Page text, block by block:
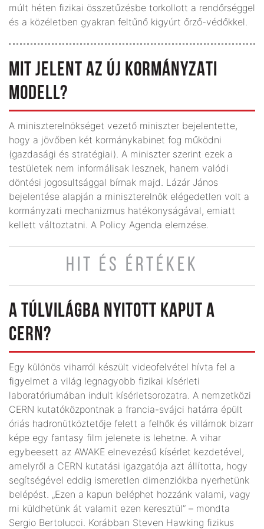
múlt héten fizikai összetűzésbe torkollott a rendőrséggel
és a közéletben gyakran feltűnő kigyúrt őrző-védőkkel.
MIT JELENT AZ ÚJ KORMÁNYZATI
MODELL?
A miniszterelnökséget vezető miniszter bejelentette,
hogy a jövőben két kormánykabinet fog működni
(gazdasági és stratégiai). A miniszter szerint ezek a
testületek nem informálisak lesznek, hanem valódi
döntési jogosultsággal bírnak majd. Lázár János
bejelentése alapján a miniszterelnök elégedetlen volt a
kormányzati mechanizmus hatékonyságával, emiatt
kellett változtatni. A Policy Agenda elemzése.
HIT ÉS ÉRTÉKEK
A TÚLVILÁGBA NYITOTT KAPUT A
CERN?
Egy különös viharról készült videofelvétel hívta fel a
figyelmet a világ legnagyobb fizikai kísérleti
laboratóriumában indult kísérletsorozatra. A nemzetközi
CERN kutatóközpontnak a francia-svájci határra épült
óriás hadronütköztetője felett a felhők és villámok bizarr
képe egy fantasy film jelenete is lehetne. A vihar
egybeesett az AWAKE elnevezésű kísérlet kezdetével,
amelyről a CERN kutatási igazgatója azt állította, hogy
segítségével eddig ismeretlen dimenziókba nyerhetünk
belépést. „Ezen a kapun beléphet hozzánk valami, vagy
mi küldhetünk át valamit ezen keresztül” – mondta
Sergio Bertolucci. Korábban Steven Hawking fizikus